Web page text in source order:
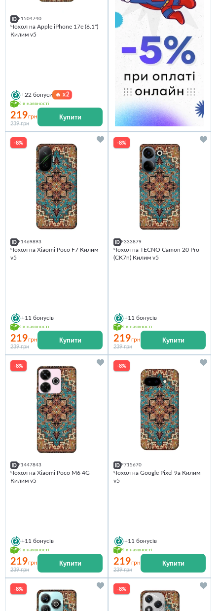
F1504740
Чохол на Apple iPhone 17e (6.1")
Килим v5
+22 бонуси 🔥x2
Є в наявності
219грн
239 грн
Купити
-8%
F1469893
Чохол на Xiaomi Poco F7 Килим
v5
+11 бонусів
Є в наявності
219грн
239 грн
Купити
-8%
F333879
Чохол на TECNO Camon 20 Pro
(CK7n) Килим v5
+11 бонусів
Є в наявності
219грн
239 грн
Купити
-8%
F1447843
Чохол на Xiaomi Poco M6 4G
Килим v5
+11 бонусів
Є в наявності
219грн
239 грн
Купити
-8%
F715670
Чохол на Google Pixel 9a Килим
v5
+11 бонусів
Є в наявності
219грн
239 грн
Купити
-8% -8%